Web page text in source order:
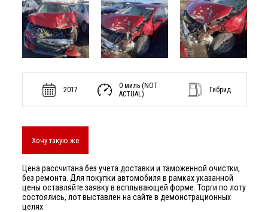
2017
0 миль (NOT
ACTUAL)
Гибрид
Хочу такую же
Цена рассчитана без учета доставки и таможенной очистки,
без ремонта. Для покупки автомобиля в рамках указанной
цены оставляйте заявку в всплывающей форме. Торги по лоту
состоялись, лот выставлен на сайте в демонстрационных
целях